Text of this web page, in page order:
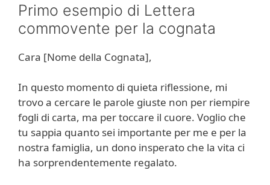
Primo esempio di Lettera
commovente per la cognata
Cara [Nome della Cognata],
In questo momento di quieta riflessione, mi
trovo a cercare le parole giuste non per riempire
fogli di carta, ma per toccare il cuore. Voglio che
tu sappia quanto sei importante per me e per la
nostra famiglia, un dono insperato che la vita ci
ha sorprendentemente regalato.